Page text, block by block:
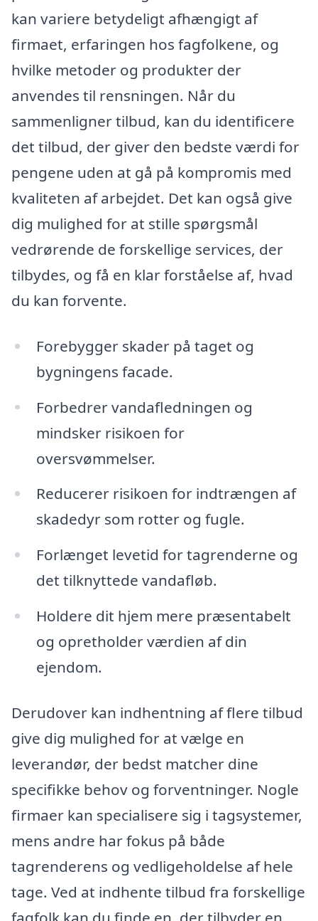
kan variere betydeligt afhængigt af
firmaet, erfaringen hos fagfolkene, og
hvilke metoder og produkter der
anvendes til rensningen. Når du
sammenligner tilbud, kan du identificere
det tilbud, der giver den bedste værdi for
pengene uden at gå på kompromis med
kvaliteten af arbejdet. Det kan også give
dig mulighed for at stille spørgsmål
vedrørende de forskellige services, der
tilbydes, og få en klar forståelse af, hvad
du kan forvente.
Forebygger skader på taget og
bygningens facade.
Forbedrer vandafledningen og
mindsker risikoen for
oversvømmelser.
Reducerer risikoen for indtrængen af
skadedyr som rotter og fugle.
Forlænget levetid for tagrenderne og
det tilknyttede vandafløb.
Holdere dit hjem mere præsentabelt
og opretholder værdien af din
ejendom.
Derudover kan indhentning af flere tilbud
give dig mulighed for at vælge en
leverandør, der bedst matcher dine
specifikke behov og forventninger. Nogle
firmaer kan specialisere sig i tagsystemer,
mens andre har fokus på både
tagrenderens og vedligeholdelse af hele
tage. Ved at indhente tilbud fra forskellige